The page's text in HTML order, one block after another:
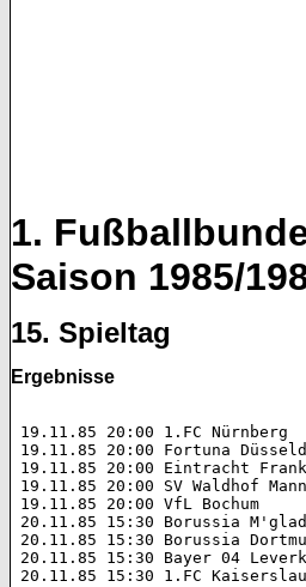
1.
Saison 1985/
15. Spieltag
Ergebnisse
19.11.85 20:00 1.FC Nürnberg
19.11.85 20:00 Fortuna Düsseldorf
19.11.85 20:00 Eintracht Frankfurt :
19.11.85 20:00 SV Waldhof Mannheim
19.11.85 20:00 VfL Bochum
20.11.85 15:30 Borussia M'gladbach
20.11.85 15:30 Borussia Dortmund
20.11.85 15:30 Bayer 04
20.11.85 15:30 1.FC